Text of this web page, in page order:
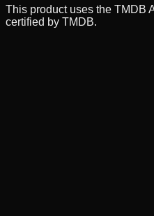
This product uses the TMDB
certified by TMDB.